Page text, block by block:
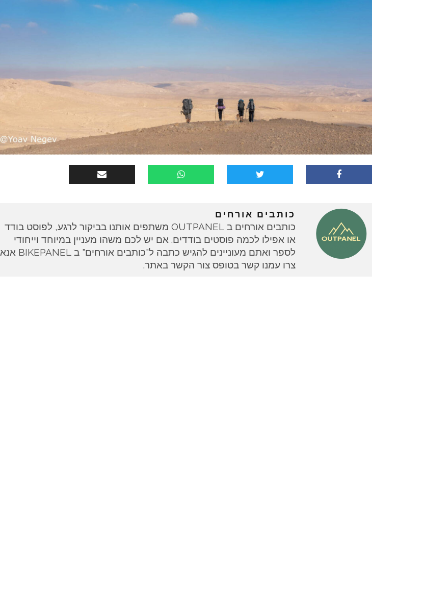
כותבים אורחים
כותבים אורחים ב OUTPANEL משתפים אותנו בביקור לרגע, לפוסט בודד
או אפילו לכמה פוסטים בודדים. אם יש לכם משהו מעניין במיוחד וייחודי
לספר ואתם מעוניינים להגיש כתבה ל"כותבים אורחים" ב BIKEPANEL אנא
צרו עמנו קשר בטופס צור הקשר באתר.